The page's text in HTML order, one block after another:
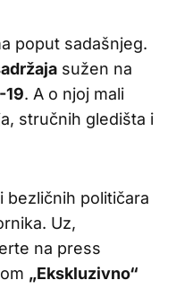
poput sadašnjeg.
sužen na
19. A o njoj mali
stručnih gledišta i
bezličnih političara
Uz,
na press
„Ekskluzivno“